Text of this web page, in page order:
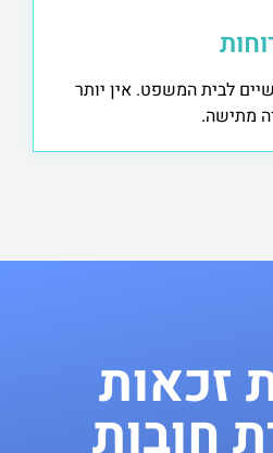
לבית המשפט. אין יותר
מתישה.
זכאות
חובות